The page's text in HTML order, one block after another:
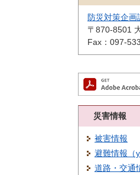
防災対策企画
〒870-8501
Fax：097-
災害情報
被害情報
避難情報（
道路・交通